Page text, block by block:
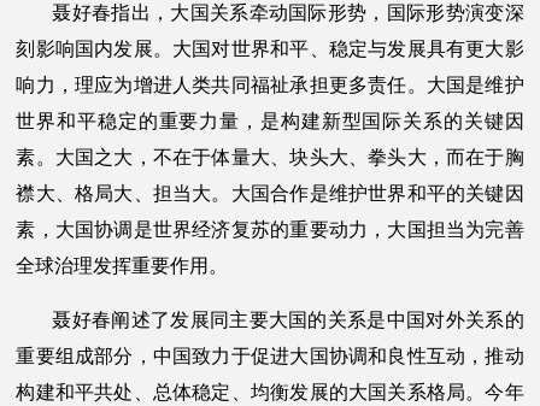
聂好春指出，大国关系牵动国际形势，国际形势演变深
刻影响国内发展。大国对世界和平、稳定与发展具有更大影
响力，理应为增进人类共同福祉承担更多责任。大国是维护
世界和平稳定的重要力量，是构建新型国际关系的关键因
素。大国之大，不在于体量大、块头大、拳头大，而在于胸
襟大、格局大、担当大。大国合作是维护世界和平的关键因
素，大国协调是世界经济复苏的重要动力，大国担当为完善
全球治理发挥重要作用。
聂好春阐述了发展同主要大国的关系是中国对外关系的
重要组成部分，中国致力于促进大国协调和良性互动，推动
构建和平共处、总体稳定、均衡发展的大国关系格局。今年